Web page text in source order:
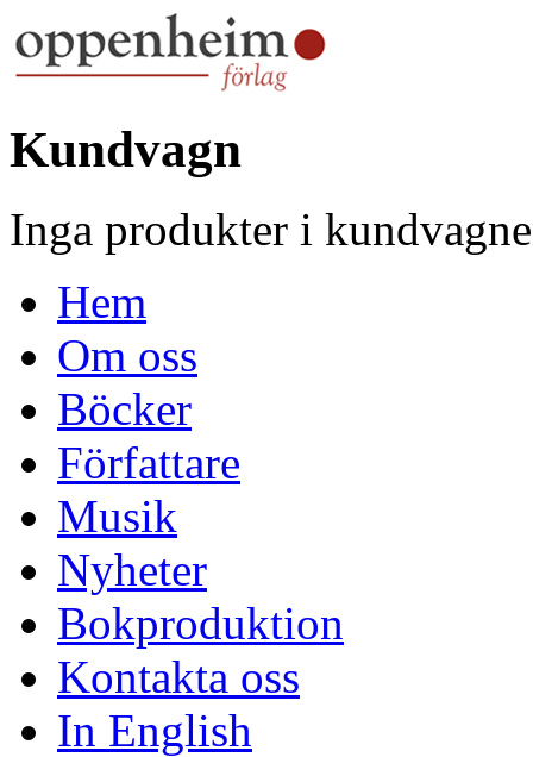
Kundvagn
Inga produkter i
Hem
Om oss
Böcker
Författare
Musik
Nyheter
Bokproduktion
Kontakta oss
In English